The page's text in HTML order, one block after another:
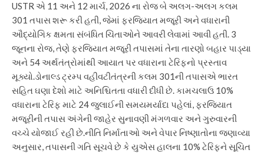
USTR એ 11 અને 12 માર્ચ, 2026 ના રોજ બે અલગ-અલગ કલમ
301 તપાસ શરૂ કરી હતી, જેમાં ફરજિયાત મજૂરી અને વધારાની
ઔદ્યોગિક ક્ષમતા સંબંધિત ચિંતાઓને આવરી લેવામાં આવી હતી. 3
જૂનના રોજ, તેણે ફરજિયાત મજૂરી તપાસમાં તેના તારણો બહાર પાડ્યા
અને 54 અર્થતંત્રોમાંથી આયાત પર વધારાના ટેરિફનો પ્રસ્તાવ
મૂક્યો.ડોનાલ્ડ ટ્રમ્પ વહીવટીતંત્રની કલમ 301ની તપાસએ ભારત
સહિત ઘણા દેશો માટે અનિશ્ચિતતા વધારી દીધી છે. કામચલાઉ 10%
વધારાના ટેરિફ માટે 24 જુલાઈની સમયમર્યાદા પહેલાં, ફરજિયાત
મજૂરીની તપાસ અંગેની જાહેર સુનાવણી મંગળવાર અને ગુરુવારની
વચ્ચે યોજાઈ રહી છે.નીતિ નિર્માતાઓ અને વેપાર નિષ્ણાતોના જણાવ્યા
અનુસાર, તપાસની ગતિ સૂચવે છે કે યુએસ હાલના 10% ટેરિફને સૂચિત